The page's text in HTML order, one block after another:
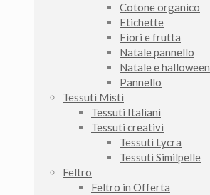
Cotone organico
Etichette
Fiori e frutta
Natale pannello
Natale e halloween
Pannello
Tessuti Misti
Tessuti Italiani
Tessuti creativi
Tessuti Lycra
Tessuti Similpelle
Feltro
Feltro in Offerta